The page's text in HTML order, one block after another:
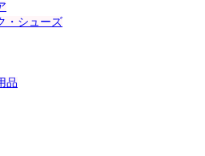
・シューズ
品